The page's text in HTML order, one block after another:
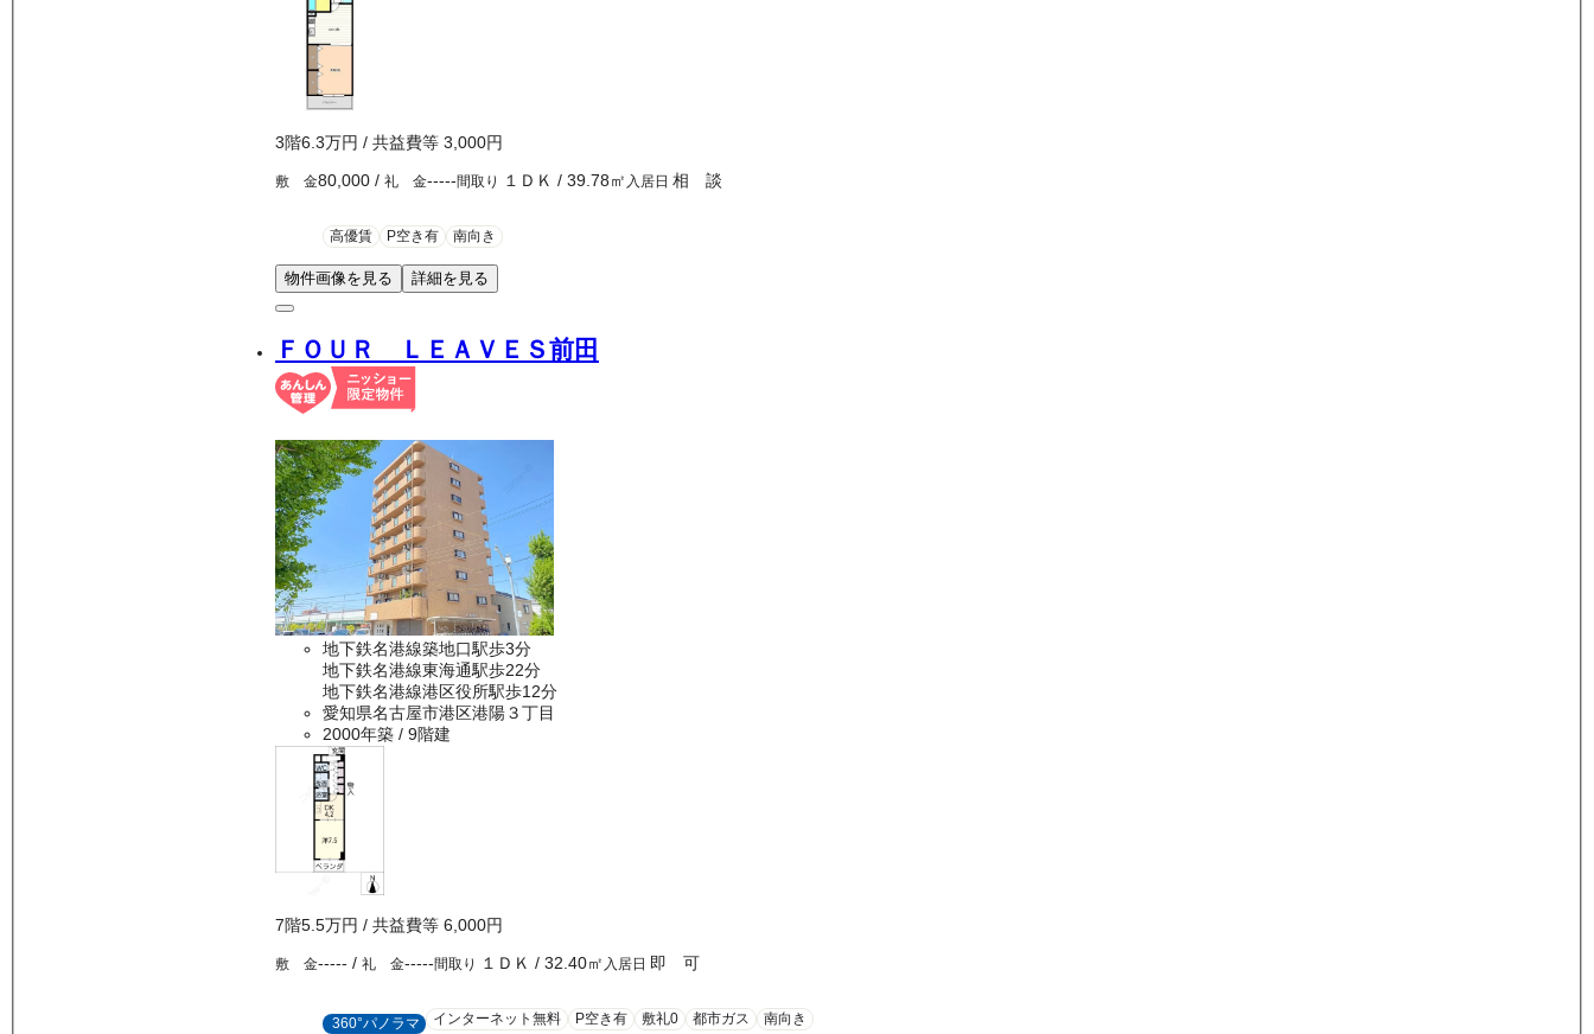
3階6.3万円 / 共益費等 3,000円
敷 金80,000 / 礼 金-----間取り １ＤＫ / 39.78㎡ 入居日 相 談
高優賃 P空き有 南向き
物件画像を見る 詳細を見る
ＦＯＵＲ ＬＥＡＶＥＳ前田
地下鉄名港線築地口駅歩3分
地下鉄名港線東海通駅歩22分
地下鉄名港線港区役所駅歩12分
愛知県名古屋市港区港陽３丁目
2000年築 / 9階建
7階5.5万円 / 共益費等 6,000円
敷 金----- / 礼 金-----間取り １ＤＫ / 32.40㎡ 入居日 即 可
360°パノラマ インターネット無料 P空き有 敷礼0 都市ガス 南向き